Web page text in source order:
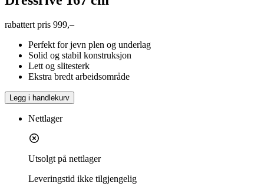
rabattert pris 999,–
Perfekt for jevn plen og underlag
Solid og stabil konstruksjon
Lett og slitesterk
Ekstra bredt arbeidsområde
Legg i handlekurv
Nettlager
Utsolgt på nettlager
Leveringstid ikke tilgjengelig